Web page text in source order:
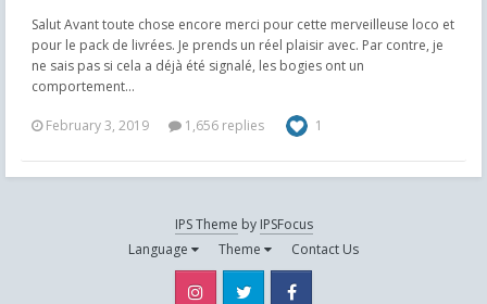
Salut Avant toute chose encore merci pour cette merveilleuse loco et
pour le pack de livrées. Je prends un réel plaisir avec. Par contre, je
ne sais pas si cela a déjà été signalé, les bogies ont un
comportement...
February 3, 2019 1,656 replies 1
IPS Theme by IPSFocus
Language
Theme Contact Us
Instagram Twitter